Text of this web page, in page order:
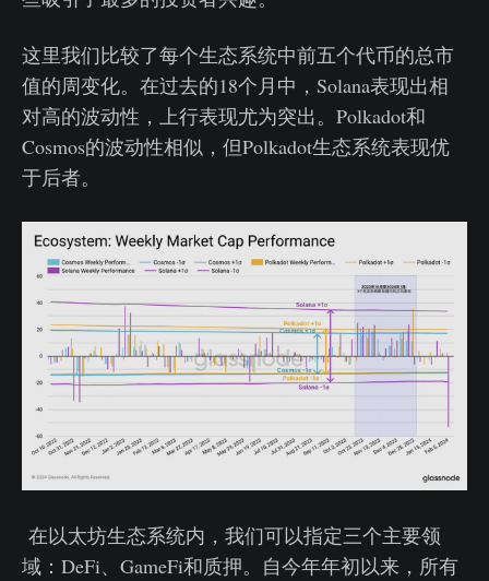
这里我们比较了每个生态系统中前五个代币的总市
值的周变化。在过去的18个月中，Solana表现出相
对高的波动性，上行表现尤为突出。Polkadot和
Cosmos的波动性相似，但Polkadot生态系统表现优
于后者。
在以太坊生态系统内，我们可以指定三个主要领
域：DeFi、GameFi和质押。自今年年初以来，所有